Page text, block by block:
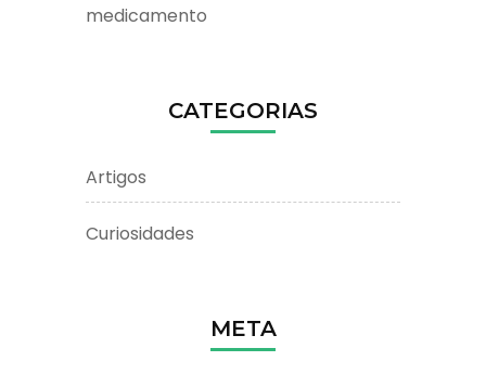
medicamento
CATEGORIAS
Artigos
Curiosidades
META